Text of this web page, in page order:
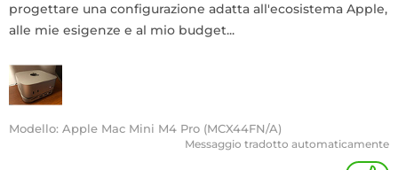
progettare una configurazione adatta all'ecosistema Apple,
alle mie esigenze e al mio budget...
Modello: Apple Mac Mini M4 Pro (MCX44FN/A)
Messaggio tradotto automaticamente